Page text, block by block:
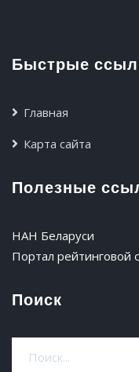
Быстрые
Главная
Карта сайта
Полезные
НАН Беларуси
Портал рейтинговой
Поиск